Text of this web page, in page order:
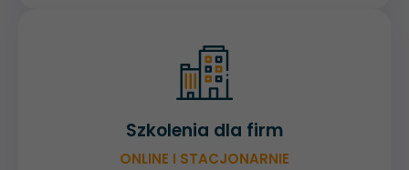
Szkolenia dla firm
ONLINE I STACJONARNIE